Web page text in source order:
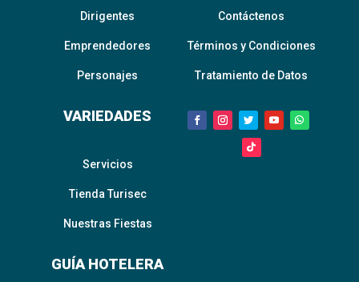
Dirigentes
Emprendedores
Personajes
VARIEDADES
Servicios
Tienda Turisec
Nuestras Fiestas
GUÍA HOTELERA
Contáctenos
Términos y Condiciones
Tratamiento de Datos